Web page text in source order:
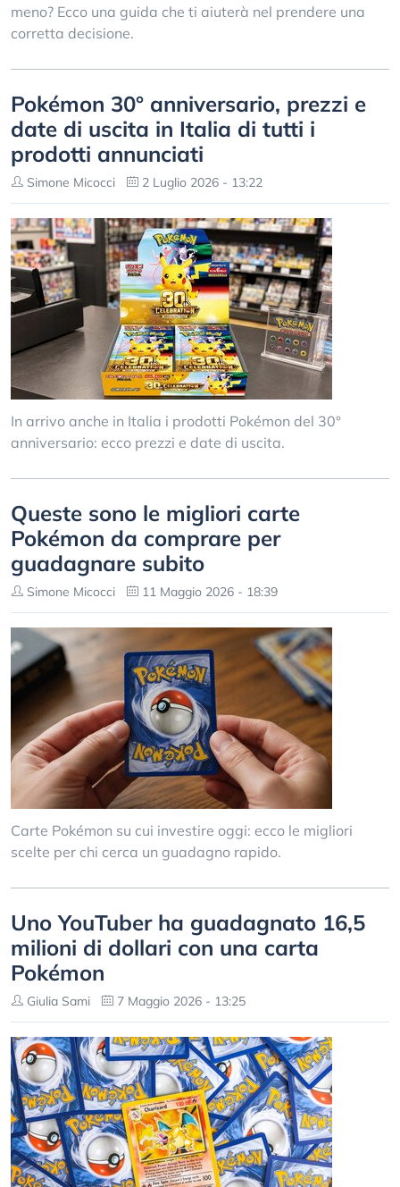
meno? Ecco una guida che ti aiuterà nel prendere una
corretta decisione.
Pokémon 30° anniversario, prezzi e
date di uscita in Italia di tutti i
prodotti annunciati
Simone Micocci 2 Luglio 2026 - 13:22
In arrivo anche in Italia i prodotti Pokémon del 30°
anniversario: ecco prezzi e date di uscita.
Queste sono le migliori carte
Pokémon da comprare per
guadagnare subito
Simone Micocci 11 Maggio 2026 - 18:39
Carte Pokémon su cui investire oggi: ecco le migliori
scelte per chi cerca un guadagno rapido.
Uno YouTuber ha guadagnato 16,5
milioni di dollari con una carta
Pokémon
Giulia Sami 7 Maggio 2026 - 13:25